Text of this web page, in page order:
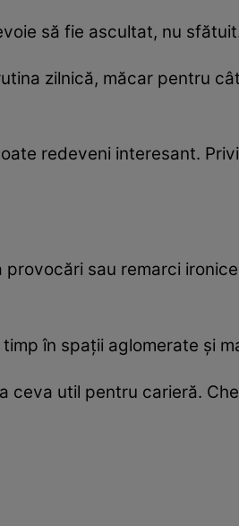
să fie ascultat, nu
zilnică, măcar pentru
redeveni interesant.
sau remarci
în spații aglomerate și
ceva util pentru carieră.